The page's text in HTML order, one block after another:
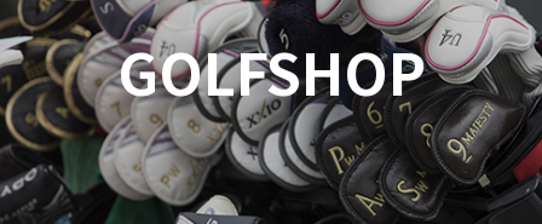
GOLFSHOP